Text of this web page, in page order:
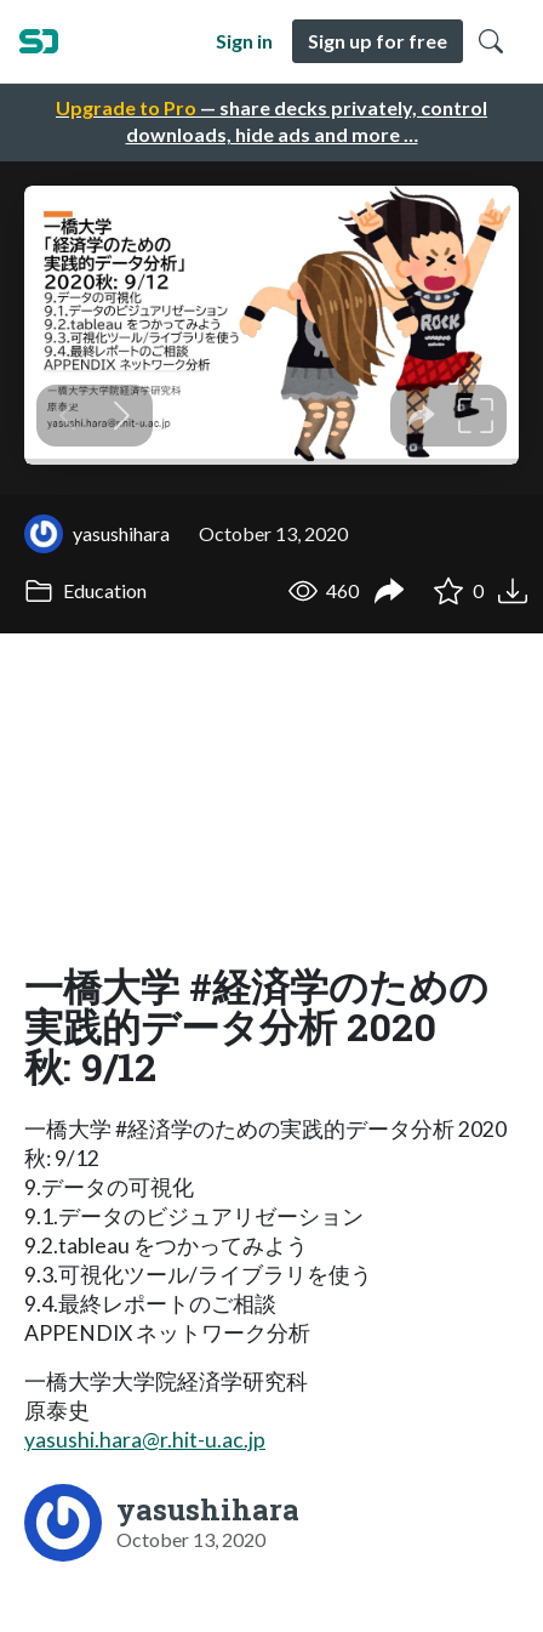
Upgrade to Pro — share decks privately, control
downloads, hide ads and more …
Sign in Sign up for free
yasushihara October 13, 2020
Education 460 0
一橋大学 #経済学のための
実践的データ分析 2020
秋: 9/12
一橋大学 #経済学のための実践的データ分析 2020
秋: 9/12
9.データの可視化
9.1.データのビジュアリゼーション
9.2.tableau をつかってみよう
9.3.可視化ツール/ライブラリを使う
9.4.最終レポートのご相談
APPENDIX ネットワーク分析
一橋大学大学院経済学研究科
原泰史
yasushi.hara@r.hit-u.ac.jp
yasushihara
October 13, 2020